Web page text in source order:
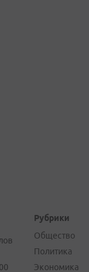
Рубрики
Общество
Политика
Экономика